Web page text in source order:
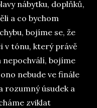
nábytku, doplňků,
a co bychom
bojíme se, že
v tónu, který právě
nepochválí, bojíme
nebude ve finále
rozumný úsudek a
zviklat